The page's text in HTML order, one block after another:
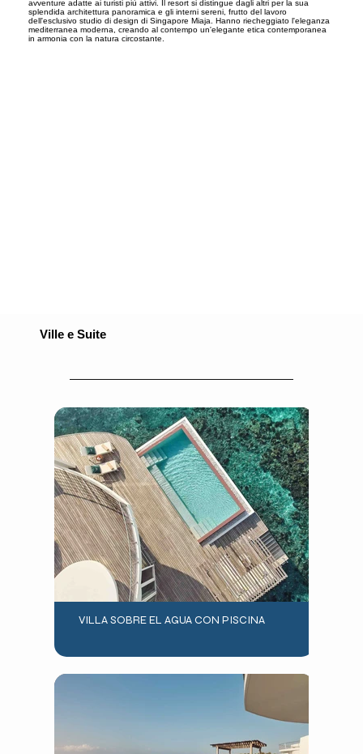
avventure adatte ai turisti più attivi. Il resort si distingue dagli altri per la sua
splendida architettura panoramica e gli interni sereni, frutto del lavoro
dell'esclusivo studio di design di Singapore Miaja. Hanno riecheggiato l'eleganza
mediterranea moderna, creando al contempo un'elegante etica contemporanea
in armonia con la natura circostante.
Ville e Suite
VILLA SOBRE EL AGUA CON PISCINA